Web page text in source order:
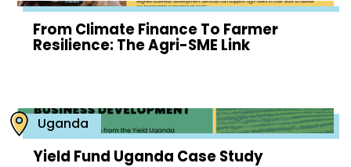
From Climate Finance To Farmer
Resilience: The Agri-SME Link
Uganda
Yield Fund Uganda Case Study